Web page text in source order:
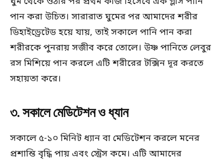
পান করা উচিত। সারারাত ঘুমের পর আমাদের শরীর
ডিহাইড্রেটেড হয়ে যায়, তাই সকালে পানি পান করা
শরীরকে পুনরায় সজীব করে তোলে। উষ্ণ পানিতে লেবুর
রস মিশিয়ে পান করলে এটি শরীরের টক্সিন দূর করতে
সহায়তা করে।
৩. সকালে মেডিটেশন ও ধ্যান
সকালে ৫-১০ মিনিট ধ্যান বা মেডিটেশন করলে মনের
প্রশান্তি বৃদ্ধি পায় এবং স্ট্রেস কমে। এটি আমাদের